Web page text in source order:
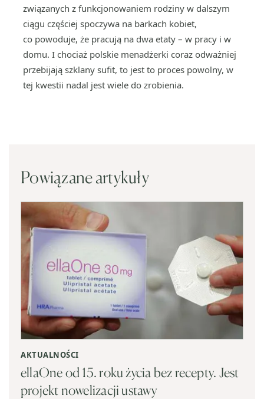
związanych z funkcjonowaniem rodziny w dalszym
ciągu częściej spoczywa na barkach kobiet,
co powoduje, że pracują na dwa etaty – w pracy i w
domu. I chociaż polskie menadżerki coraz odważniej
przebijają szklany sufit, to jest to proces powolny, w
tej kwestii nadal jest wiele do zrobienia.
Powiązane artykuły
AKTUALNOŚCI
ellaOne od 15. roku życia bez recepty. Jest
projekt nowelizacji ustawy